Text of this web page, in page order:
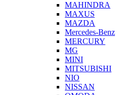
MAHINDRA
MAXUS
MAZDA
Mercedes-Benz
MERCURY
MG
MINI
MITSUBISHI
NIO
NISSAN